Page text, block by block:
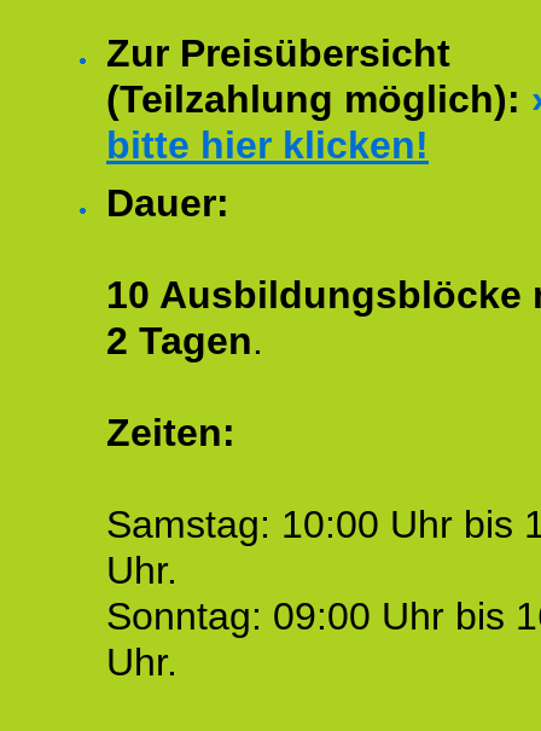
Zur Preisübersicht
(Teilzahlung möglich):
bitte hier klicken!
Dauer:
10 Ausbildungsblöcke
2 Tagen.
Zeiten:
Samstag: 10:00 Uhr bis
Uhr.
Sonntag: 09:00 Uhr bis
Uhr.